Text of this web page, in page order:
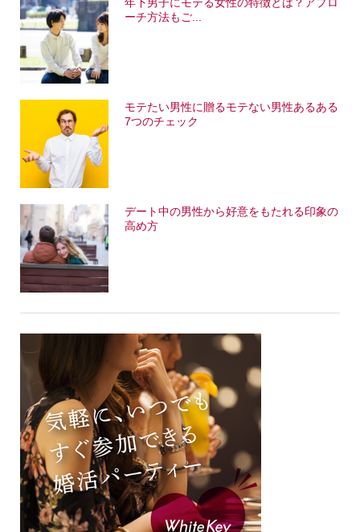
年下男子にモテる女性の特徴とは？アプロ
ーチ方法もご...
モテたい男性に贈るモテない男性あるある
7つのチェック
デート中の男性から好意をもたれる印象の
高め方